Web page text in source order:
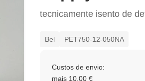
tecnicamente isento de
Bel PET750-12-050NA
Custos de envio:
mais 10,00 €